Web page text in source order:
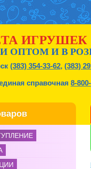
ИГРУШЕК
ОПТОМ И В
(383) 354-33-62, (383)
справочная 8-